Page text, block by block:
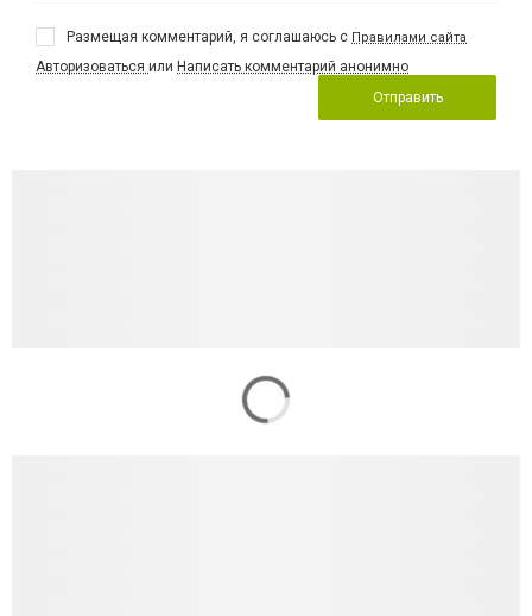
Размещая комментарий, я соглашаюсь с Правилами сайта
Авторизоваться или Написать комментарий анонимно
Отправить